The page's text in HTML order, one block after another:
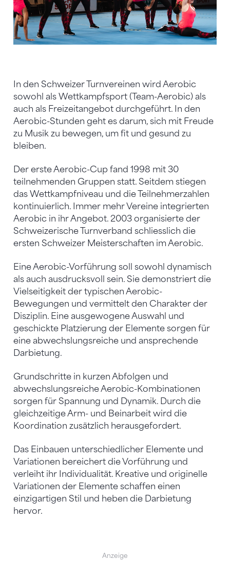
In den Schweizer Turnvereinen wird Aerobic
sowohl als Wettkampfsport (Team-Aerobic) als
auch als Freizeitangebot durchgeführt. In den
Aerobic-Stunden geht es darum, sich mit Freude
zu Musik zu bewegen, um fit und gesund zu
bleiben.
Der erste Aerobic-Cup fand 1998 mit 30
teilnehmenden Gruppen statt. Seitdem stiegen
das Wettkampfniveau und die Teilnehmerzahlen
kontinuierlich. Immer mehr Vereine integrierten
Aerobic in ihr Angebot. 2003 organisierte der
Schweizerische Turnverband schliesslich die
ersten Schweizer Meisterschaften im Aerobic.
Eine Aerobic-Vorführung soll sowohl dynamisch
als auch ausdrucksvoll sein. Sie demonstriert die
Vielseitigkeit der typischen Aerobic-
Bewegungen und vermittelt den Charakter der
Disziplin. Eine ausgewogene Auswahl und
geschickte Platzierung der Elemente sorgen für
eine abwechslungsreiche und ansprechende
Darbietung.
Grundschritte in kurzen Abfolgen und
abwechslungsreiche Aerobic-Kombinationen
sorgen für Spannung und Dynamik. Durch die
gleichzeitige Arm- und Beinarbeit wird die
Koordination zusätzlich herausgefordert.
Das Einbauen unterschiedlicher Elemente und
Variationen bereichert die Vorführung und
verleiht ihr Individualität. Kreative und originelle
Variationen der Elemente schaffen einen
einzigartigen Stil und heben die Darbietung
hervor.
Anzeige